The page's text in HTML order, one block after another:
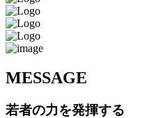
MESSAGE
若者の力を発揮する